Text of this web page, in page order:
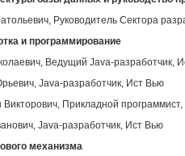
Руководитель Сектора
и программирование
Ведущий Java-разработчик,
Java-разработчик, Ист Вью
Прикладной
Java-разработчик, Ист Вью
механизма